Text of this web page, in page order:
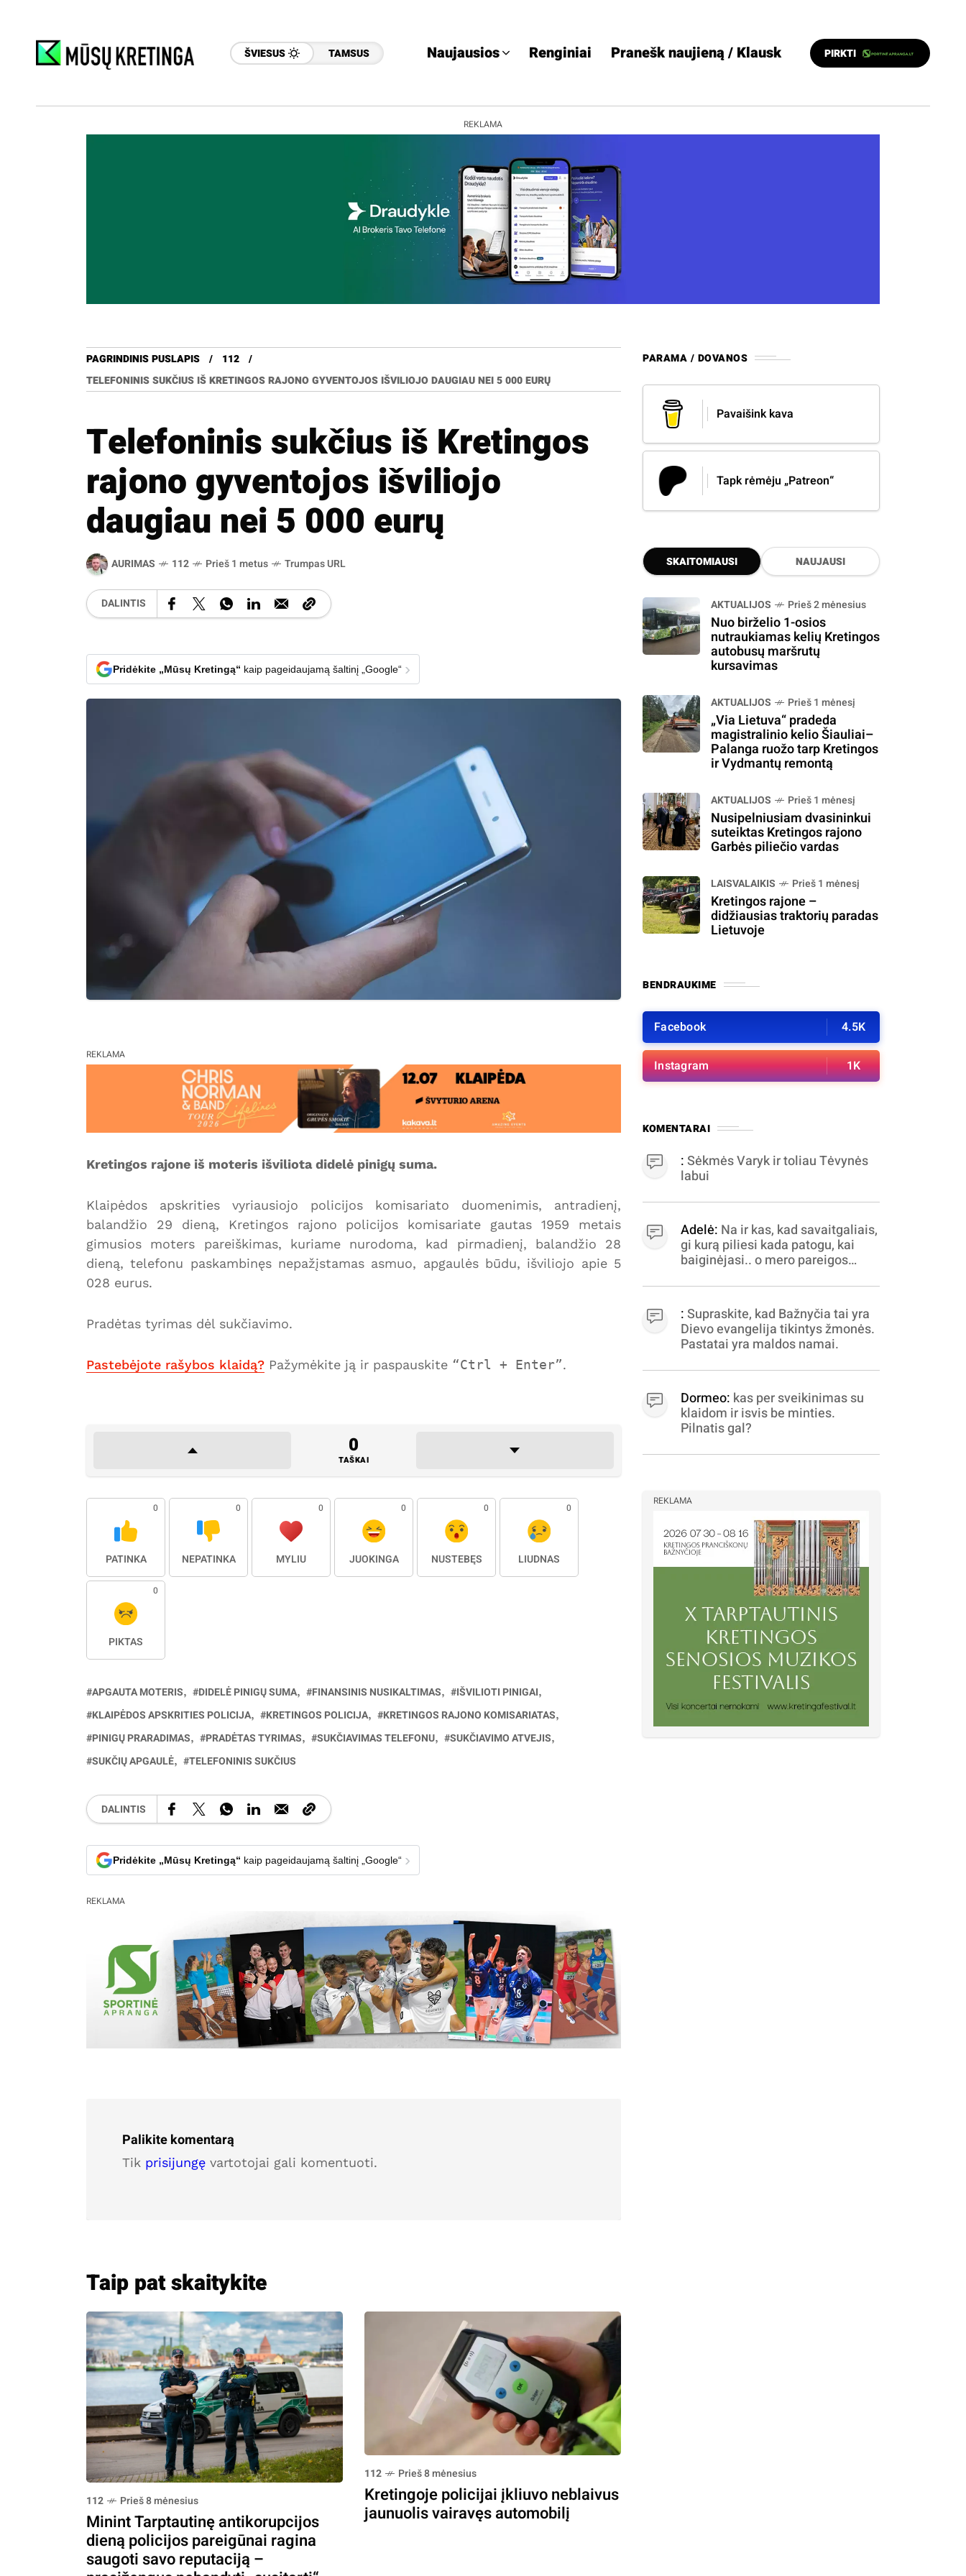
ŠVIESUS TAMSUS Naujausios Renginiai Pranešk naujieną / Klausk PIRKTI
REKLAMA
PAGRINDINIS PUSLAPIS
112
TELEFONINIS SUKČIUS IŠ KRETINGOS RAJONO GYVENTOJOS IŠVILIOJO DAUGIAU NEI 5 000 EURŲ
Telefoninis sukčius iš Kretingos
rajono gyventojos išviliojo
daugiau nei 5 000 eurų
AURIMAS 112 Prieš 1 metus Trumpas URL
DALINTIS
Pridėkite „Mūsų Kretingą“ kaip pageidaujamą šaltinį „Google“ ›
REKLAMA
Kretingos rajone iš moteris išviliota didelė pinigų suma.
Klaipėdos apskrities vyriausiojo policijos komisariato duomenimis, antradienį,
balandžio 29 dieną, Kretingos rajono policijos komisariate gautas 1959 metais
gimusios moters pareiškimas, kuriame nurodoma, kad pirmadienį, balandžio 28
dieną, telefonu paskambinęs nepažįstamas asmuo, apgaulės būdu, išviliojo apie 5
028 eurus.
Pradėtas tyrimas dėl sukčiavimo.
Pastebėjote rašybos klaidą? Pažymėkite ją ir paspauskite Ctrl + Enter .
0
TAŠKAI
0
PATINKA
0
NEPATINKA
0
MYLIU
0
JUOKINGA
0
NUSTEBĘS
0
LIŪDNAS
0
PIKTAS
APGAUTA MOTERIS DIDELĖ PINIGŲ SUMA FINANSINIS NUSIKALTIMAS
IŠVILIOTI PINIGAI
KLAIPĖDOS APSKRITIES POLICIJA
KRETINGOS POLICIJA
KRETINGOS RAJONO KOMISARIATAS
PINIGŲ PRARADIMAS
PRADĖTAS TYRIMAS SUKČIAVIMAS TELEFONU
SUKČIAVIMO ATVEJIS
SUKČIŲ APGAULĖ
TELEFONINIS SUKČIUS
DALINTIS
Pridėkite „Mūsų Kretingą“ kaip pageidaujamą šaltinį „Google“ ›
REKLAMA
Palikite komentarą
Tik prisijungę vartotojai gali komentuoti.
Taip pat skaitykite
112 Prieš 8 mėnesius
Minint Tarptautinę antikorupcijos
dieną policijos pareigūnai ragina
saugoti savo reputaciją –
112 Prieš 8 mėnesius
Kretingoje policijai įkliuvo neblaivus
jaunuolis vairavęs automobilį
PARAMA / DOVANOS
Pavaišink kava
Tapk rėmėju „Patreon“
SKAITOMIAUSI NAUJAUSI
AKTUALIJOS Prieš 2 mėnesius
Nuo birželio 1-osios
nutraukiamas kelių Kretingos
autobusų maršrutų
kursavimas
AKTUALIJOS Prieš 1 mėnesį
„Via Lietuva“ pradeda
magistralinio kelio Šiauliai–
Palanga ruožo tarp Kretingos
ir Vydmantų remontą
AKTUALIJOS Prieš 1 mėnesį
Nusipelniusiam dvasininkui
suteiktas Kretingos rajono
Garbės piliečio vardas
LAISVALAIKIS Prieš 1 mėnesį
Kretingos rajone –
didžiausias traktorių paradas
Lietuvoje
BENDRAUKIME
Facebook 4.5K
Instagram 1K
KOMENTARAI
:Sėkmės Varyk ir toliau Tėvynės
labui
Adelė: Na ir kas, kad savaitgaliais,
gi kurą piliesi kada patogu, kai
baiginėjasi.. o mero pareigos
apibrėžiamos.. nežinau,
bereikalingas oro virpinimas,
ieškokit kur milijonus vagia
dujininkai, elektros aferistai,
stadionų statytojai Vilnuje
:Supraskite, kad Bažnyčia tai yra
Dievo evangelija tikintys žmonės.
Pastatai yra maldos namai.
Dormeo: kas per sveikinimas su
klaidom ir isvis be minties.
Pilnatis gal?
REKLAMA